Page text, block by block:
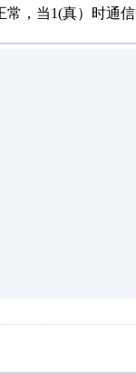
，当1(真）时通信